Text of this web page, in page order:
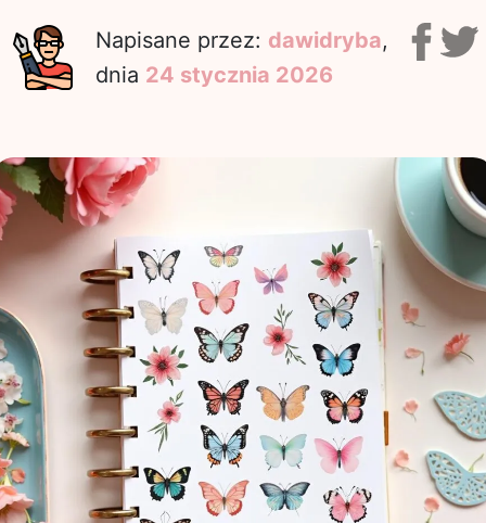
Napisane przez: dawidryba,
dnia 24 stycznia 2026